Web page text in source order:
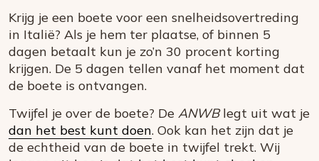
Krijg je een boete voor een snelheidsovertreding
in Italië? Als je hem ter plaatse, of binnen 5
dagen betaalt kun je zo’n 30 procent korting
krijgen. De 5 dagen tellen vanaf het moment dat
de boete is ontvangen.
Twijfel je over de boete? De ANWBlegt uit wat je
dan het best kunt doen. Ook kan het zijn dat je
de echtheid van de boete in twijfel trekt. Wij